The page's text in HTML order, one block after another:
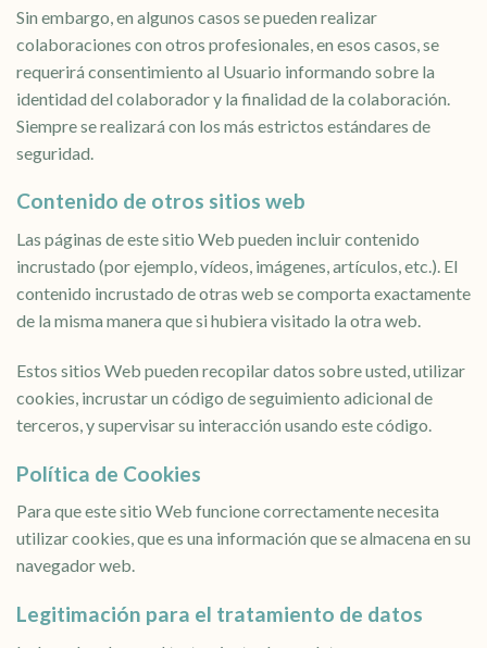
Sin embargo, en algunos casos se pueden realizar
colaboraciones con otros profesionales, en esos casos, se
requerirá consentimiento al Usuario informando sobre la
identidad del colaborador y la finalidad de la colaboración.
Siempre se realizará con los más estrictos estándares de
seguridad.
Contenido de otros sitios web
Las páginas de este sitio Web pueden incluir contenido
incrustado (por ejemplo, vídeos, imágenes, artículos, etc.). El
contenido incrustado de otras web se comporta exactamente
de la misma manera que si hubiera visitado la otra web.
Estos sitios Web pueden recopilar datos sobre usted, utilizar
cookies, incrustar un código de seguimiento adicional de
terceros, y supervisar su interacción usando este código.
Política de Cookies
Para que este sitio Web funcione correctamente necesita
utilizar cookies, que es una información que se almacena en su
navegador web.
Legitimación para el tratamiento de datos